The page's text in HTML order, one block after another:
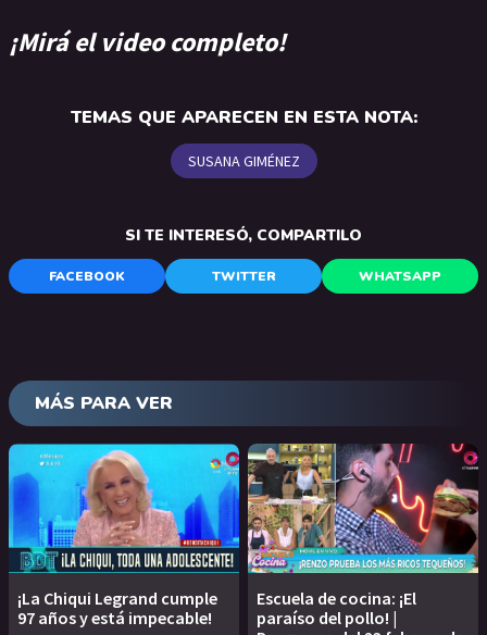
¡Mirá el video completo!
TEMAS QUE APARECEN EN ESTA NOTA:
SUSANA GIMÉNEZ
SI TE INTERESÓ, COMPARTILO
FACEBOOK TWITTER WHATSAPP
MÁS PARA VER
¡La Chiqui Legrand cumple
97 años y está impecable!
Escuela de cocina: ¡El
paraíso del pollo! |